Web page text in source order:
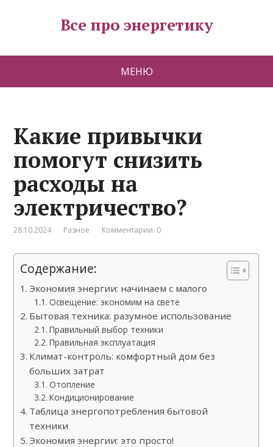
Все про энергетику
МЕНЮ
Какие привычки
помогут снизить
расходы на
электричество?
28.10.2024 Разное Комментарии: 0
Содержание:
Экономия энергии: начинаем с малого
Освещение: экономим на свете
Бытовая техника: разумное использование
Правильный выбор техники
Правильная эксплуатация
Климат-контроль: комфортный дом без
больших затрат
Отопление
Кондиционирование
Таблица энергопотребления бытовой
техники
Экономия энергии: это просто!